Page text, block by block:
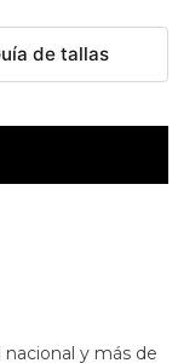
de tallas
y más de